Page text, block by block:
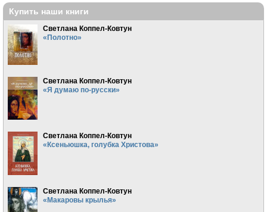
Купить наши книги
Светлана Коппел-Ковтун
«Полотно»
Светлана Коппел-Ковтун
«Я думаю по-русски»
Светлана Коппел-Ковтун
«Ксеньюшка, голубка Христова»
Светлана Коппел-Ковтун
«Макаровы крылья»